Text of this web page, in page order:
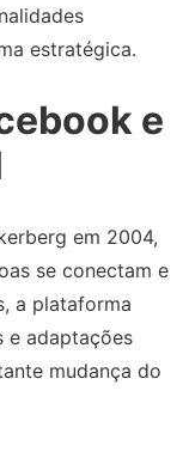
estratégica.
e
em 2004,
se conectam e
a plataforma
e adaptações
mudança do